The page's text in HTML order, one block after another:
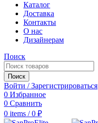
Каталог
Доставка
Контакты
О нас
Дизайнерам
Поиск
Поиск
Войти / Зарегистрироваться
0 Избранное
0 Сравнить
0 items / 0 ₽